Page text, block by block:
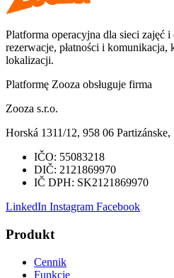
Platforma operacyjna dla sieci
rezerwacje, płatności i komunikacja,
lokalizacji.
Platformę Zooza obsługuje firma
Zooza s.r.o.
Horská 1311/12, 958 06 Partizánske,
IČO: 55083218
DIČ: 2121869970
IČ DPH: SK2121869970
LinkedIn Instagram Facebook
Produkt
Cennik
Funkcje